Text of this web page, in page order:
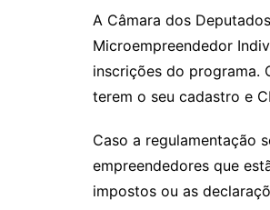
A Câmara dos
Microempreendedor
inscrições do programa.
terem o seu cadastro e
Caso a regulamentação
empreendedores que
impostos ou as